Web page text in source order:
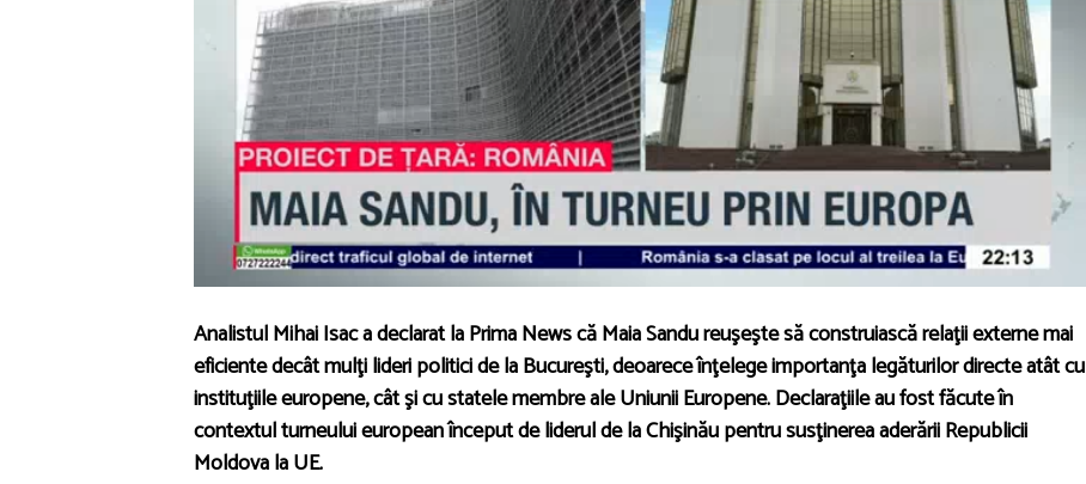
AnalistulMihai Isaca declarat la Prima News căMaia Sandureuşeşte să construiască relaţii externe mai
eficiente decât mulţi lideri politici de la Bucureşti, deoarece înţelege importanţa legăturilor directe atât cu
instituţiile europene, cât şi cu statele membre ale Uniunii Europene. Declaraţiile au fost făcute în
contextul turneului european început de liderul de la Chişinău pentru susţinerea aderării Republicii
Moldova la UE.